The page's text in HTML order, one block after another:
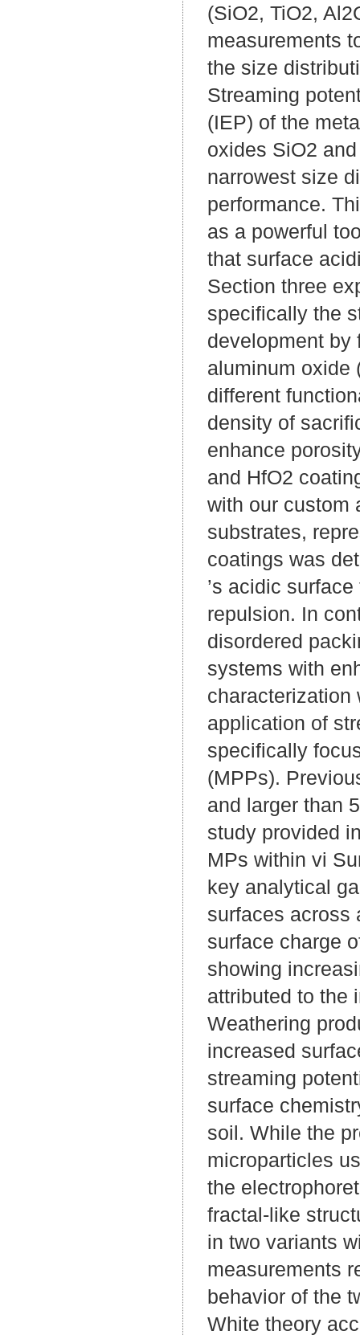
(SiO2, TiO2,
measurements
the size
Streaming
(IEP) of the
oxides SiO2
narrowest size
performance.
as a powerful
that surface
Section three
specifically the
development by
aluminum oxide
different
density of
enhance
and HfO2
with our custom
substrates,
coatings was
’s acidic
repulsion. In
disordered
systems with
characterization
application of
specifically
(MPPs).
and larger than
study provided
MPs within vi
key analytical
surfaces across
surface charge
showing
attributed to the
Weathering
increased
streaming
surface
soil. While the
microparticles
the
fractal-like
in two variants
measurements
behavior of the
White theory